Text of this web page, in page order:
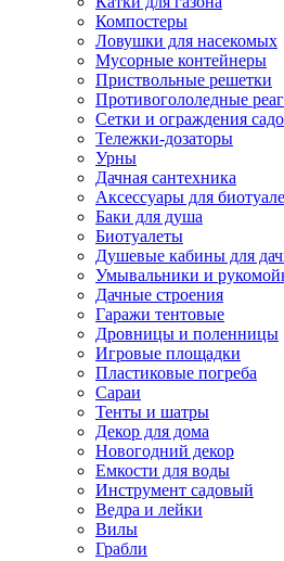
Компостеры
Ловушки для насекомых
Мусорные контейнеры
Приствольные решетки
Противогололедные
Сетки и ограждения
Тележки-дозаторы
Урны
Дачная сантехника
Аксессуары для
Баки для душа
Биотуалеты
Душевые кабины для
Умывальники и
Дачные строения
Гаражи тентовые
Дровницы и поленницы
Игровые площадки
Пластиковые погреба
Сараи
Тенты и шатры
Декор для дома
Новогодний декор
Емкости для воды
Инструмент садовый
Ведра и лейки
Вилы
Грабли